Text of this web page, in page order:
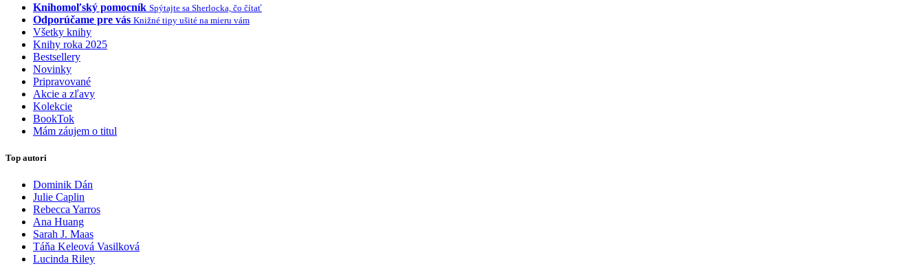
Knihomoľský pomocník Spýtajte sa Sherlocka, čo čítať
Odporúčame pre vás Knižné tipy ušité na mieru vám
Všetky knihy
Knihy roka 2025
Bestsellery
Novinky
Pripravované
Akcie a zľavy
Kolekcie
BookTok
Mám záujem o titul
Top autori
Dominik Dán
Julie Caplin
Rebecca Yarros
Ana Huang
Sarah J. Maas
Táňa Keleová Vasilková
Lucinda Riley